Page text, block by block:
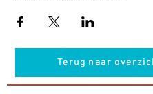
Terug naar